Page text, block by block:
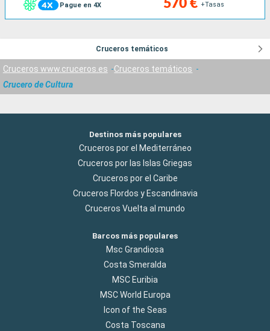
Pague en 4X 570 € +Tasas
Cruceros temáticos
Cruceros www.cruceros.es
Cruceros temáticos
Crucero de Cultura
Destinos más populares
Cruceros por el Mediterráneo
Cruceros por las Islas Griegas
Cruceros por el Caribe
Cruceros Flordos y Escandinavia
Cruceros Vuelta al mundo
Barcos más populares
Msc Grandiosa
Costa Smeralda
MSC Euribia
MSC World Europa
Icon of the Seas
Costa Toscana